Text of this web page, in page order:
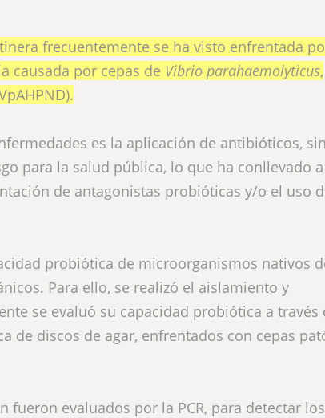
frecuentemente se ha visto enfrentada
causada por cepas de Vibrio parahaemolyticus,
es la aplicación de antibióticos, sin
para la salud pública, lo que ha conllevado
de antagonistas probióticas y/o el uso
probiótica de microorganismos nativos
Para ello, se realizó el aislamiento y
se evaluó su capacidad probiótica a través
de discos de agar, enfrentados con cepas
evaluados por la PCR, para detectar